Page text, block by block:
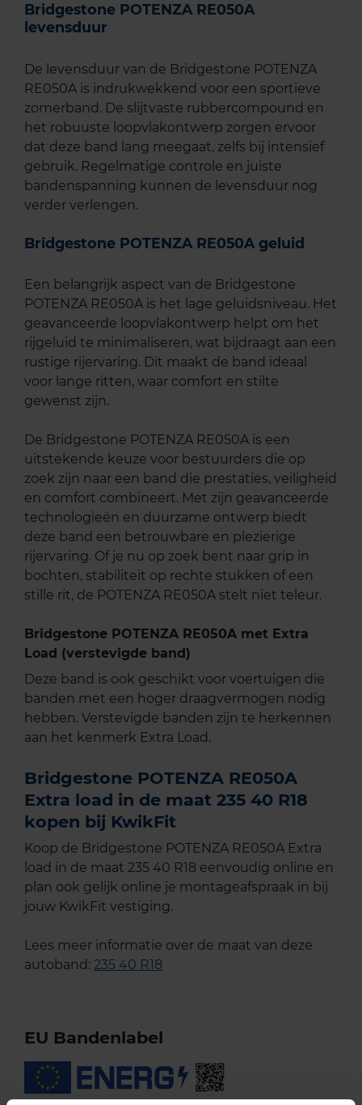
Bridgestone POTENZA RE050A
levensduur
De levensduur van de Bridgestone POTENZA
RE050A is indrukwekkend voor een sportieve
zomerband. De slijtvaste rubbercompound en
het robuuste loopvlakontwerp zorgen ervoor
dat deze band lang meegaat, zelfs bij intensief
gebruik. Regelmatige controle en juiste
bandenspanning kunnen de levensduur nog
verder verlengen.
Bridgestone POTENZA RE050A geluid
Een belangrijk aspect van de Bridgestone
POTENZA RE050A is het lage geluidsniveau. Het
geavanceerde loopvlakontwerp helpt om het
rijgeluid te minimaliseren, wat bijdraagt aan een
rustige rijervaring. Dit maakt de band ideaal
voor lange ritten, waar comfort en stilte
gewenst zijn.
De Bridgestone POTENZA RE050A is een
uitstekende keuze voor bestuurders die op
zoek zijn naar een band die prestaties, veiligheid
en comfort combineert. Met zijn geavanceerde
technologieën en duurzame ontwerp biedt
deze band een betrouwbare en plezierige
rijervaring. Of je nu op zoek bent naar grip in
bochten, stabiliteit op rechte stukken of een
stille rit, de POTENZA RE050A stelt niet teleur.
Bridgestone POTENZA RE050A met Extra
Load (verstevigde band)
Deze band is ook geschikt voor voertuigen die
banden met een hoger draagvermogen nodig
hebben. Verstevigde banden zijn te herkennen
aan het kenmerk Extra Load.
Bridgestone POTENZA RE050A
Extra load in de maat 235 40 R18
kopen bij KwikFit
Koop de Bridgestone POTENZA RE050A Extra
load in de maat 235 40 R18 eenvoudig online en
plan ook gelijk online je montageafspraak in bij
jouw KwikFit vestiging.
Lees meer informatie over de maat van deze
autoband: 235 40 R18
EU Bandenlabel